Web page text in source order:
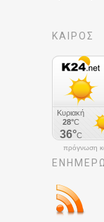
ΚΑΙΡΟΣ
πρόγνωση